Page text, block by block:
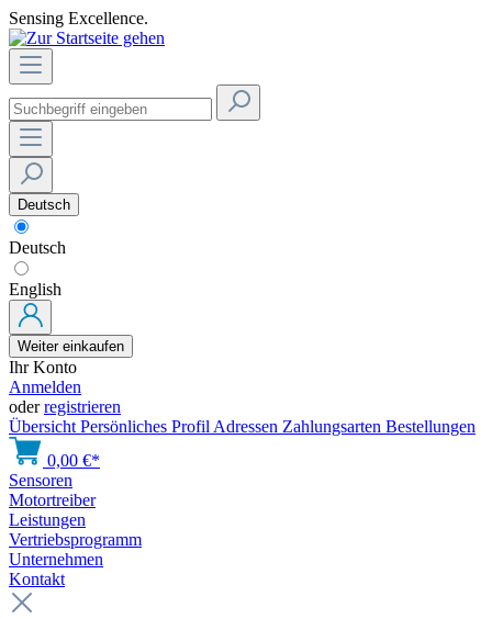
Sensing Excellence.
Deutsch
Deutsch
English
Weiter einkaufen
Ihr Konto
Anmelden
oderregistrieren
Übersicht Persönliches Profil Adressen Zahlungsarten Bestellungen
0,00 €*
Sensoren
Motortreiber
Leistungen
Vertriebsprogramm
Unternehmen
Kontakt